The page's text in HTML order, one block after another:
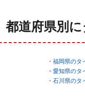
都道府県別
福岡県のタ
愛知県のタ
石川県のタ